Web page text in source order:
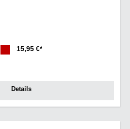
15,95 €*
Details